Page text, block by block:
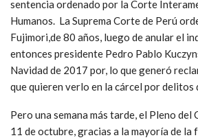
sentencia ordenado por la Corte
Humanos. La Suprema Corte de Perú
Fujimori,de 80 años, luego de anular el
entonces presidente Pedro Pablo
Navidad de 2017 por, lo que generó
que quieren verlo en la cárcel por delitos
Pero una semana más tarde, el Pleno del
11 de octubre, gracias a la mayoría de la